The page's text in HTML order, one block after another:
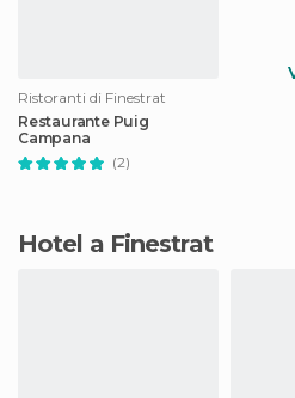
Ristoranti di Finestrat
Restaurante Puig
Campana
(2)
Hotel a Finestrat